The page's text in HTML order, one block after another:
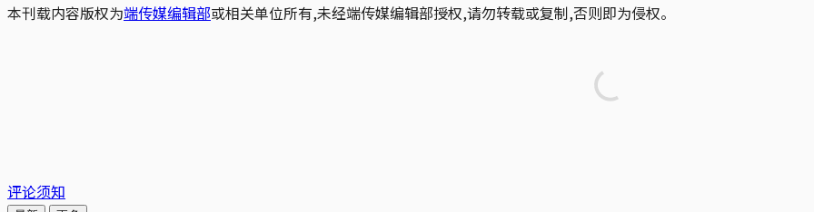
本刊载内容版权为端传媒编辑部或相关单位所有,未经端传媒编辑部授权,请勿转载或复制,否则即为侵权。
评论须知